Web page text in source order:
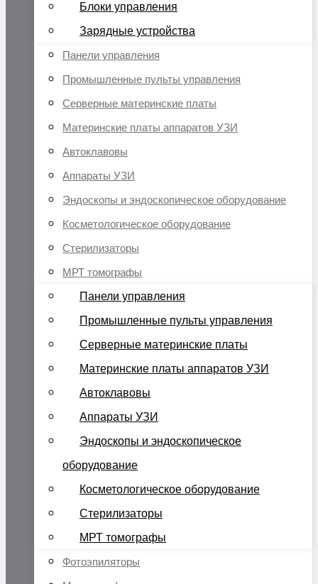
Блоки управления
Зарядные устройства
Панели управления
Промышленные пульты управления
Серверные материнские платы
Материнские платы аппаратов УЗИ
Автоклавовы
Аппараты УЗИ
Эндоскопы и эндоскопическое оборудование
Косметологическое оборудование
Стерилизаторы
МРТ томографы
Панели управления
Промышленные пульты управления
Серверные материнские платы
Материнские платы аппаратов УЗИ
Автоклавовы
Аппараты УЗИ
Эндоскопы и эндоскопическое
оборудование
Косметологическое оборудование
Стерилизаторы
МРТ томографы
Фотоэпиляторы